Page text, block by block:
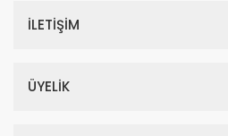
İLETİŞİM
ÜYELİK